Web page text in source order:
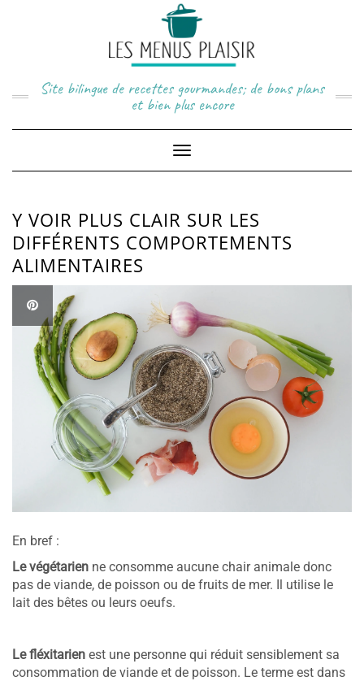
Site bilingue de recettes gourmandes; de bons plans
et bien plus encore
Toggle
Navigation
Y VOIR PLUS CLAIR SUR LES
DIFFÉRENTS COMPORTEMENTS
ALIMENTAIRES
En bref :
Le végétarien ne consomme aucune chair animale donc
pas de viande, de poisson ou de fruits de mer. Il utilise le
lait des bêtes ou leurs oeufs.
Le fléxitarien est une personne qui réduit sensiblement sa
consommation de viande et de poisson. Le terme est dans